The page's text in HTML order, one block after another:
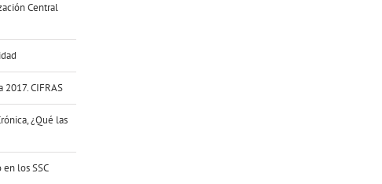
Central
2017. CIFRAS
¿Qué las
los SSC